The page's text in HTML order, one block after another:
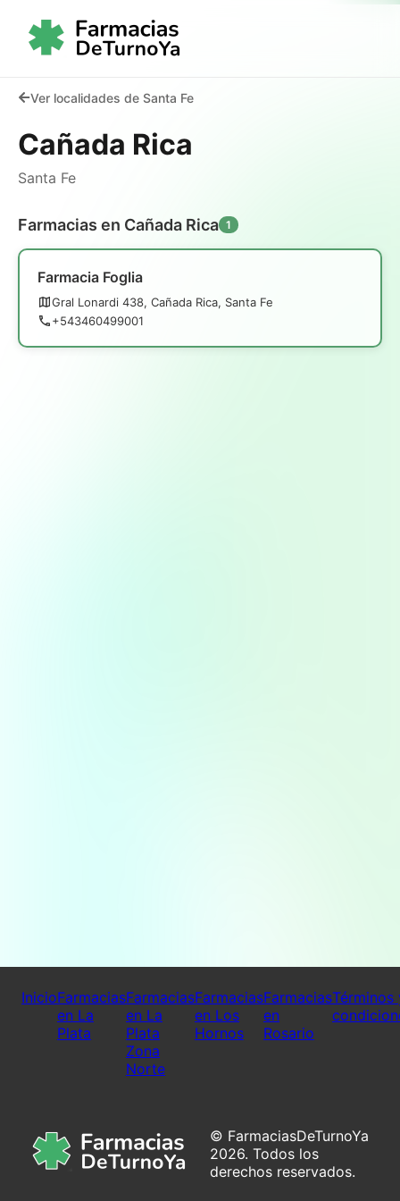
Ver localidades de Santa Fe
Cañada Rica
Santa Fe
Farmacias en Cañada Rica 1
Farmacia Foglia
Gral Lonardi 438, Cañada Rica, Santa Fe
+543460499001
InicioFarmacias
en La
Plata
Farmacias
en La
Plata
Zona
Norte
Farmacias
en Los
Hornos
Farmacias
en
Rosario
Términos
© FarmaciasDeTurnoYa
2026. Todos los
derechos reservados.